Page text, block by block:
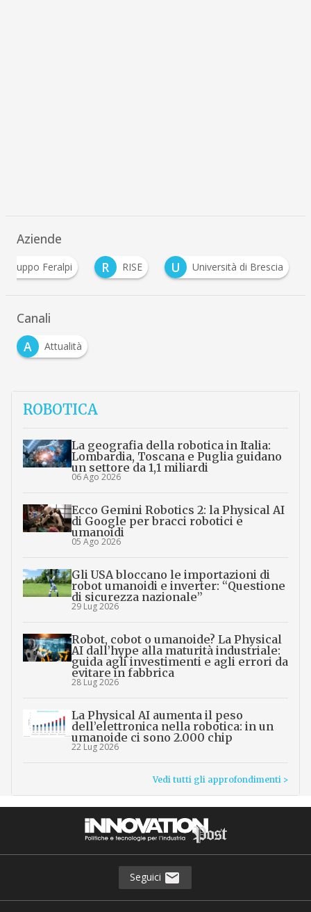
Aziende
Gruppo Feralpi R RISE U Università di Brescia
Canali
A
Attualità
ROBOTICA
La geografia della robotica in Italia:
Lombardia, Toscana e Puglia guidano
un settore da 1,1 miliardi
06 Ago 2026
Ecco Gemini Robotics 2: la Physical AI
di Google per bracci robotici e
umanoidi
05 Ago 2026
Gli USA bloccano le importazioni di
robot umanoidi e inverter: “Questione
di sicurezza nazionale”
29 Lug 2026
Robot, cobot o umanoide? La Physical
AI dall’hype alla maturità industriale:
guida agli investimenti e agli errori da
evitare in fabbrica
28 Lug 2026
La Physical AI aumenta il peso
dell’elettronica nella robotica: in un
umanoide ci sono 2.000 chip
22 Lug 2026
Vedi tutti gli approfondimenti >
Seguici